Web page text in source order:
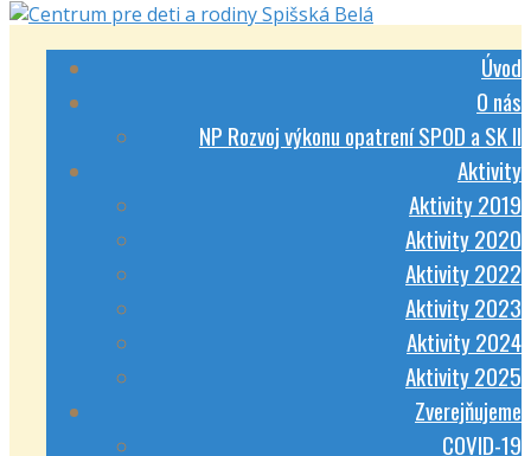
Úvod
O nás
NP Rozvoj výkonu opatrení SPOD a SK II
Aktivity
Aktivity 2019
Aktivity 2020
Aktivity 2022
Aktivity 2023
Aktivity 2024
Aktivity 2025
Zverejňujeme
COVID-19